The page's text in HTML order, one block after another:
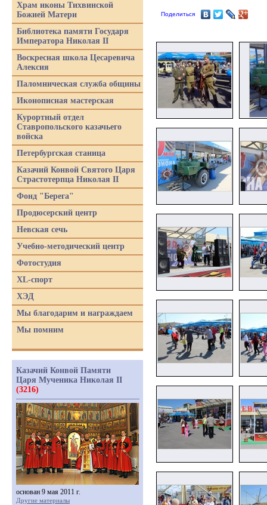
Поделиться
Храм иконы Тихвинской
Божией Матери
Библиотека памяти Государя
Императора Николая II
Воскресная школа Цесаревича
Алексия
Паломническая служба общины
Иконописная мастерская
Курортный отдел
Ставропольского казачьего
войска
Петербургская станица
Казачий Конвой Святого Царя
Страстотерпца Николая II
Фонд "Берега"
Продюсерский центр
Невская сечь
Учебно-методический центр
Фотостудия
XL-спорт
ХЭД
Мы благодарим и награждаем
Мы помним
Казачий Конвой Памяти
Царя Мученика Николая II
(3216)
основан 9 мая 2011 г.
Другие материалы